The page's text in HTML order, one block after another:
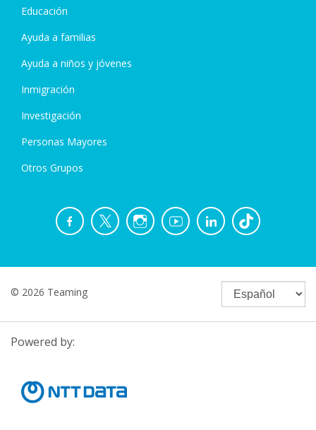
Educación
Ayuda a familias
Ayuda a niños y jóvenes
Inmigración
Investigación
Personas Mayores
Otros Grupos
© 2026 Teaming
Powered by: